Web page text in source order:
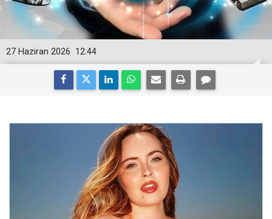
12:44
27 Haziran 2026